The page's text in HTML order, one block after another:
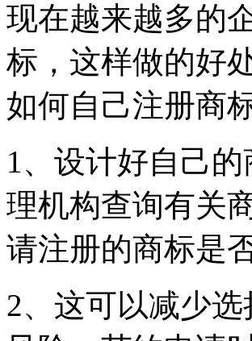
现在越来越多的
标，这样做的好
如何自己注册商标
1、设计好自己
理机构查询有关
请注册的商标是
2、这可以减少